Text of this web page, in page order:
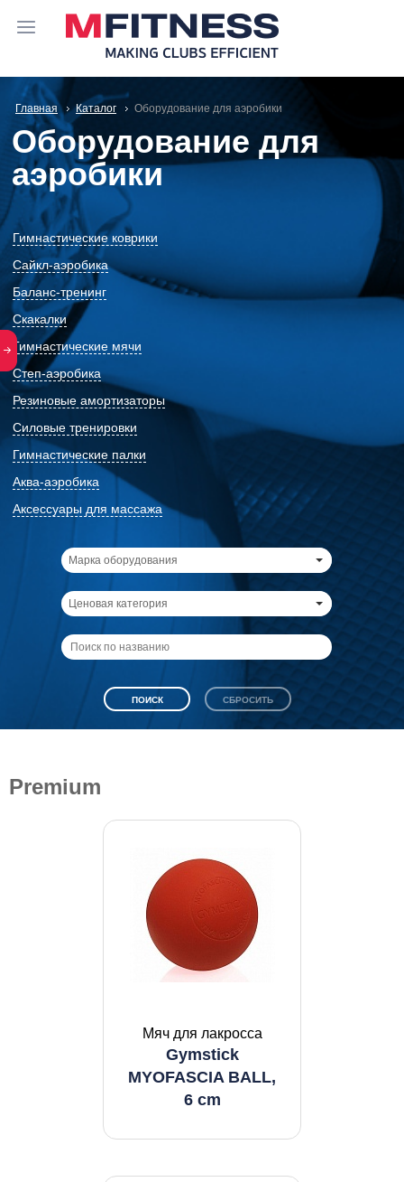
Главная Каталог Оборудование для аэробики
Оборудование для
аэробики
Гимнастические коврики
Сайкл-аэробика
Баланс-тренинг
Скакалки
Гимнастические мячи
Степ-аэробика
Резиновые амортизаторы
Силовые тренировки
Гимнастические палки
Аква-аэробика
Аксессуары для массажа
Марка оборудования
Ценовая категория
Premium
Мяч для лакросса
Gymstick
MYOFASCIA BALL,
6 cm